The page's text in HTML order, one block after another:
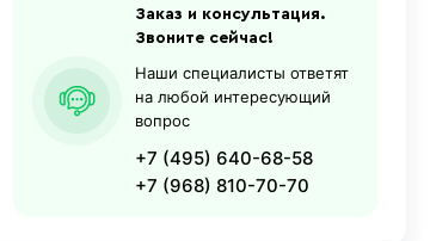
Заказ и консультация.
Звоните сейчас!
Наши специалисты ответят
на любой интересующий
вопрос
+7 (495) 640-68-58
+7 (968) 810-70-70